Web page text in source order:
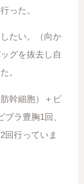
った。
たい。（向か
グを抜去し自
。
幹細胞）＋ビ
ラ豊胸1回、
回行っていま